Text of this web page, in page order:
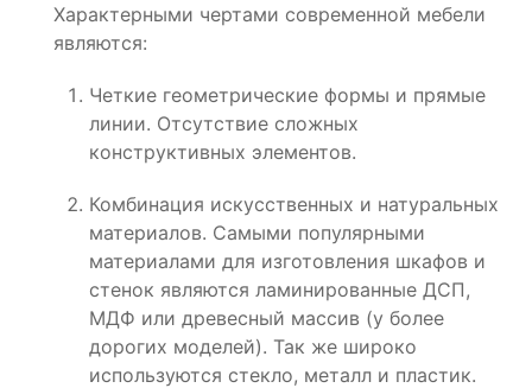
Характерными чертами современной мебели
являются:
Четкие геометрические формы и прямые
линии. Отсутствие сложных
конструктивных элементов.
Комбинация искусственных и натуральных
материалов. Самыми популярными
материалами для изготовления шкафов и
стенок являются ламинированные ДСП,
МДФ или древесный массив (у более
дорогих моделей). Так же широко
используются стекло, металл и пластик.